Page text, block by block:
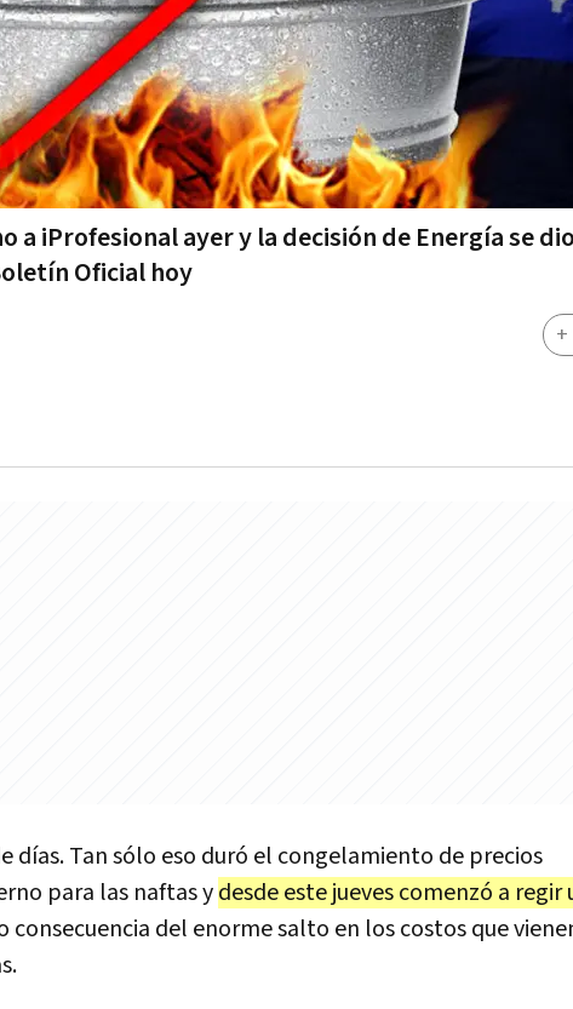
a iProfesional ayer y la decisión de Energía se
Oficial hoy
días. Tan sólo eso duró el congelamiento de precios
para las naftas ydesde este jueves comenzó a regir
consecuencia del enorme salto en los costos que